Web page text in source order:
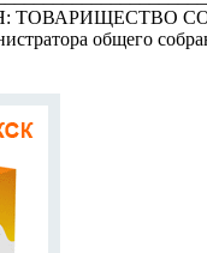
общего